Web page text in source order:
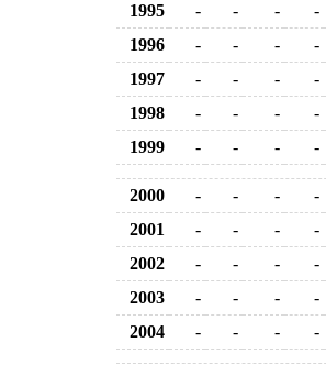
1995 - - -
-
1996
- - -
-
1997
- - -
-
1998
- - -
-
1999
- - - -
2000 - - -
-
2001
- - -
-
2002
- - -
-
2003
- - -
-
2004
- - - -